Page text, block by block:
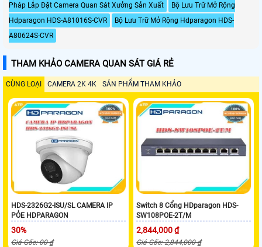
Pháp Lắp Đặt Camera Quan Sát Xưởng Sản Xuất
Bộ Lưu Trữ Mở Rộng
Hdparagon HDS-A81016S-CVR
Bộ Lưu Trữ Mở Rộng Hdparagon HDS-
A80624S-CVR
THAM KHẢO CAMERA QUAN SÁT GIÁ RẺ
CÙNG LOẠI CAMERA 2K 4K SẢN PHẨM THAM KHẢO
HDS-2326G2-ISU/SL CAMERA IP
PỎE HDPARAGON
30%
Giá Gốc: 00 ₫
Switch 8 Cổng HDparagon HDS-
SW108POE-2T/M
2,844,000 ₫
Giá Gốc: 2,844,000 ₫